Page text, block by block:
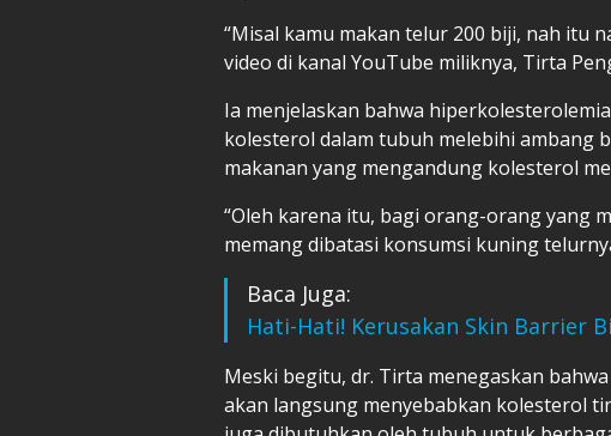
“Misal kamu makan telur 200 biji, nah itu
video di kanal YouTube miliknya, Tirta
Ia menjelaskan bahwa
kolesterol dalam tubuh melebihi ambang
makanan yang mengandung kolesterol
“Oleh karena itu, bagi orang-orang yang
memang dibatasi konsumsi kuning
Baca Juga:
Hati-Hati! Kerusakan Skin Barrier
Meski begitu, dr. Tirta menegaskan
akan langsung menyebabkan kolesterol